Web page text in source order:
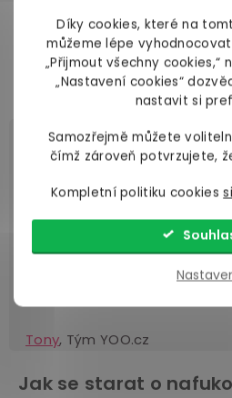
Díky cookies, které na
můžeme lépe
„Přijmout všechny
„Nastavení cookies“
nastavit si
Samozřejmě můžete
čímž zároveň potvrzujete,
Kompletní politiku cookies
mohou vyzkoušet třeba
klitorisu, muži třebavibrační
masturbátor. Pro větší
můžete udělat klystýr.
Čím lubrikovat
bývají hustější, takže vám
nechcete, a často obsahují
uvolňující složky. Prostě vše,
Tony, Tým YOO.cz
Jak se starat o